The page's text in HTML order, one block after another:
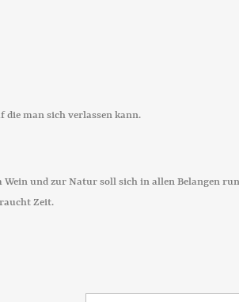
man sich verlassen kann.
und zur Natur soll sich in allen Belangen
Zeit.